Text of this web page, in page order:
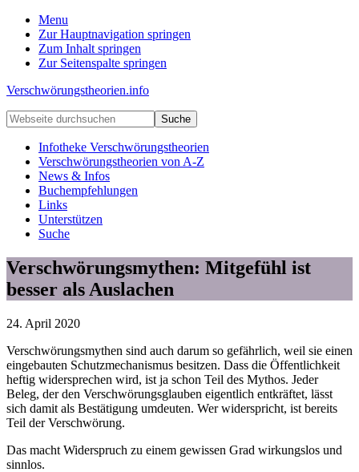
Menu
Zur Hauptnavigation springen
Zum Inhalt springen
Zur Seitenspalte springen
Verschwörungstheorien.info
Beiträge
zu
Merkmalen,
Funktionen
Risiken
konspirationistischen
Denkens
Webseite
durchsuchen
Infotheke Verschwörungstheorien
Verschwörungstheorien von A-Z
News & Infos
Buchempfehlungen
Links
Unterstützen
Suche
Verschwörungsmythen: Mitgefühl ist
besser als Auslachen
24. April 2020
Verschwörungsmythen sind auch darum so gefährlich, weil sie einen
eingebauten Schutzmechanismus besitzen. Dass die Öffentlichkeit
heftig widersprechen wird, ist ja schon Teil des Mythos. Jeder
Beleg, der den Verschwörungsglauben eigentlich entkräftet, lässt
sich damit als Bestätigung umdeuten. Wer widerspricht, ist bereits
Teil der Verschwörung.
Das macht Widerspruch zu einem gewissen Grad wirkungslos und
sinnlos.